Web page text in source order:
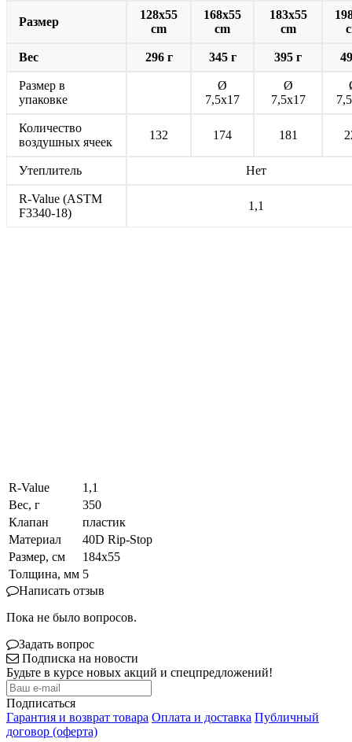
Размер
128x55
cm
168x55
cm
183x55
cm
Вес 296 г 345 г 395 г
Размер в
упаковке
Ø
7,5x17
Ø
7,5x17
Количество
воздушных ячеек
132 174 181
Утеплитель Нет
R-Value (ASTM
F3340-18)
1,1
R-Value
1,1
Вес, г
350
Клапан
пластик
Материал
40D Rip-Stop
Размер, см
184х55
Толщина, мм 5
Написать отзыв
Пока не было вопросов.
Задать вопрос
Подписка на новости
Будьте в курсе новых акций и спецпредложений!
Подписаться
Гарантия и возврат товара Оплата и доставка Публичный
договор (оферта)